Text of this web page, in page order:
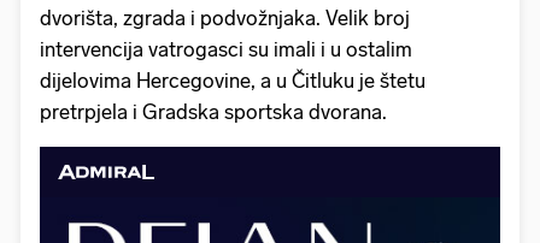
dvorišta, zgrada i podvožnjaka. Velik broj
intervencija vatrogasci su imali i u ostalim
dijelovima Hercegovine, a u Čitluku je štetu
pretrpjela i Gradska sportska dvorana.